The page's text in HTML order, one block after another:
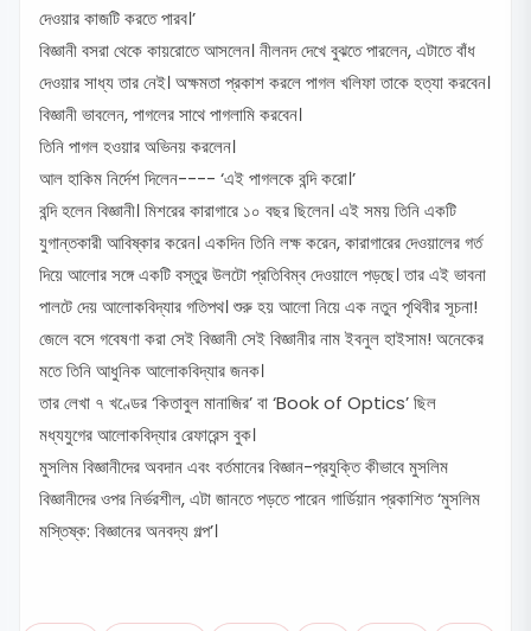
দেওয়ার কাজটি করতে পারব।’
বিজ্ঞানী বসরা থেকে কায়রোতে আসলেন। নীলনদ দেখে বুঝতে পারলেন, এটাতে বাঁধ
দেওয়ার সাধ্য তার নেই। অক্ষমতা প্রকাশ করলে পাগল খলিফা তাকে হত্যা করবেন।
বিজ্ঞানী ভাবলেন, পাগলের সাথে পাগলামি করবেন।
তিনি পাগল হওয়ার অভিনয় করলেন।
আল হাকিম নির্দেশ দিলেন---- ‘এই পাগলকে বন্দি করো।’
বন্দি হলেন বিজ্ঞানী। মিশরের কারাগারে ১০ বছর ছিলেন। এই সময় তিনি একটি
যুগান্তকারী আবিষ্কার করেন। একদিন তিনি লক্ষ করেন, কারাগারের দেওয়ালের গর্ত
দিয়ে আলোর সঙ্গে একটি বস্তুর উলটো প্রতিবিম্ব দেওয়ালে পড়ছে। তার এই ভাবনা
পালটে দেয় আলোকবিদ্যার গতিপথ। শুরু হয় আলো নিয়ে এক নতুন পৃথিবীর সূচনা!
জেলে বসে গবেষণা করা সেই বিজ্ঞানী সেই বিজ্ঞানীর নাম ইবনুল হাইসাম! অনেকের
মতে তিনি আধুনিক আলোকবিদ্যার জনক।
তার লেখা ৭ খণ্ডের ‘কিতাবুল মানাজির’ বা ‘Book of Optics’ ছিল
মধ্যযুগের আলোকবিদ্যার রেফারেন্স বুক।
মুসলিম বিজ্ঞানীদের অবদান এবং বর্তমানের বিজ্ঞান-প্রযুক্তি কীভাবে মুসলিম
বিজ্ঞানীদের ওপর নির্ভরশীল, এটা জানতে পড়তে পারেন গার্ডিয়ান প্রকাশিত ‘মুসলিম
মস্তিষ্ক: বিজ্ঞানের অনবদ্য গল্প’।